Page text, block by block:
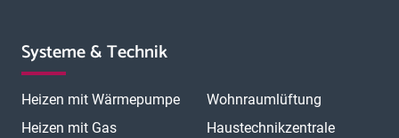
Systeme & Technik
Heizen mit Wärmepumpe
Heizen mit Gas
Wohnraumlüftung
Haustechnikzentrale